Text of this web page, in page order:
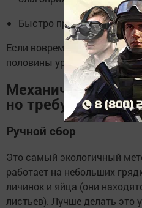
Быстро привыкают к
Если вовремя не начать
половины урожая
Механические
но требует
Ручной сбор
Это самый экологичный
работает на небольших
личинок и яйца (они
листьев). Лучше делать это